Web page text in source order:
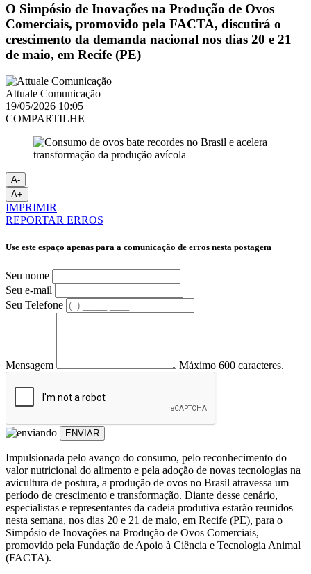
O Simpósio de Inovações na Produção de Ovos
Comerciais, promovido pela FACTA, discutirá o
crescimento da demanda nacional nos dias 20 e 21
de maio, em Recife (PE)
Attuale Comunicação
19/05/2026 10:05
COMPARTILHE
A-
A+
IMPRIMIR
REPORTAR ERROS
Use este espaço apenas para a comunicação de erros nesta postagem
Seu nome
Seu e-mail
Seu Telefone
Mensagem Máximo 600 caracteres.
ENVIAR
Impulsionada pelo avanço do consumo, pelo reconhecimento do
valor nutricional do alimento e pela adoção de novas tecnologias na
avicultura de postura, a produção de ovos no Brasil atravessa um
período de crescimento e transformação. Diante desse cenário,
especialistas e representantes da cadeia produtiva estarão reunidos
nesta semana, nos dias 20 e 21 de maio, em Recife (PE), para o
Simpósio de Inovações na Produção de Ovos Comerciais,
promovido pela Fundação de Apoio à Ciência e Tecnologia Animal
(FACTA).